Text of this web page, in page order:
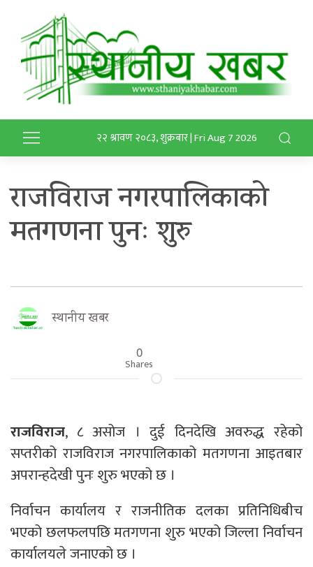
२२ श्रावण २०८३, शुक्रबार | Fri Aug 7 2026
राजविराज नगरपालिकाको
मतगणना पुनः शुरु
स्थानीय खबर
0
Shares
राजविराज, ८ असोज । दुई दिनदेखि अवरुद्ध रहेको
सप्तरीको राजविराज नगरपालिकाको मतगणना आइतबार
अपरान्हदेखी पुनः शुरु भएको छ ।
निर्वाचन कार्यालय र राजनीतिक दलका प्रतिनिधिबीच
भएको छलफलपछि मतगणना शुरु भएको जिल्ला निर्वाचन
कार्यालयले जनाएको छ ।